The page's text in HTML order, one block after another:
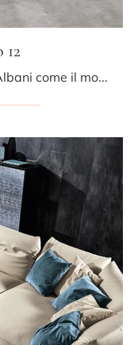
12
Con salotti e divani ad angolo di Albani come il modello Contemporaneo 12 in pelle, potrai completare il tuo progetto d'arredo.